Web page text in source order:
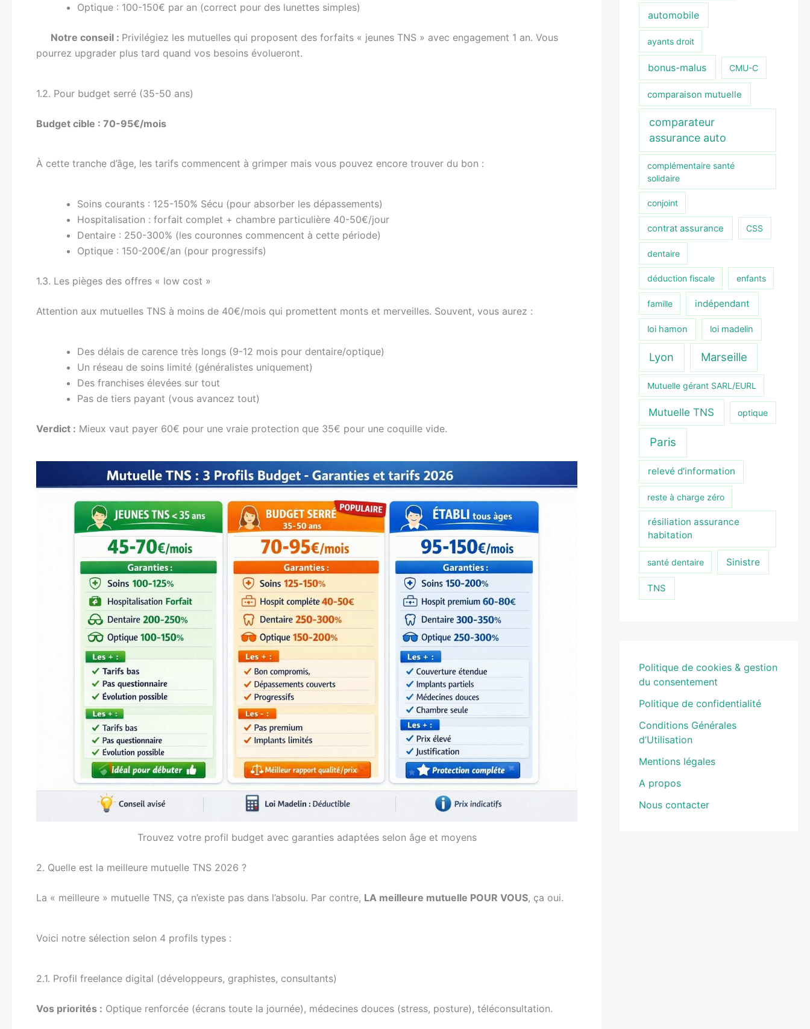
Optique : 100-150€ par an (correct pour des lunettes simples)
Notre conseil : Privilégiez les mutuelles qui proposent des forfaits « jeunes TNS » avec engagement 1 an. Vous
pourrez upgrader plus tard quand vos besoins évolueront.
1.2. Pour budget serré (35-50 ans)
Budget cible : 70-95€/mois
À cette tranche d’âge, les tarifs commencent à grimper mais vous pouvez encore trouver du bon :
Soins courants : 125-150% Sécu (pour absorber les dépassements)
Hospitalisation : forfait complet + chambre particulière 40-50€/jour
Dentaire : 250-300% (les couronnes commencent à cette période)
Optique : 150-200€/an (pour progressifs)
1.3. Les pièges des offres « low cost »
Attention aux mutuelles TNS à moins de 40€/mois qui promettent monts et merveilles. Souvent, vous aurez :
Des délais de carence très longs (9-12 mois pour dentaire/optique)
Un réseau de soins limité (généralistes uniquement)
Des franchises élevées sur tout
Pas de tiers payant (vous avancez tout)
Verdict : Mieux vaut payer 60€ pour une vraie protection que 35€ pour une coquille vide.
Trouvez votre profil budget avec garanties adaptées selon âge et moyens
2. Quelle est la meilleure mutuelle TNS 2026 ?
La « meilleure » mutuelle TNS, ça n’existe pas dans l’absolu. Par contre, LA meilleure mutuelle POUR VOUS, ça oui.
Voici notre sélection selon 4 profils types :
2.1. Profil freelance digital (développeurs, graphistes, consultants)
Vos priorités : Optique renforcée (écrans toute la journée), médecines douces (stress, posture), téléconsultation.
automobile
ayants droit
bonus-malus CMU-C
comparaison mutuelle
comparateur
assurance auto
complémentaire santé
solidaire
conjoint
contrat assurance CSS
dentaire
déduction fiscale enfants
famille indépendant
loi hamon loi madelin
Lyon Marseille
Mutuelle gérant SARL/EURL
Mutuelle TNS optique
Paris
relevé d'information
reste à charge zéro
résiliation assurance
habitation
santé dentaire Sinistre
TNS
Politique de cookies & gestion
du consentement
Politique de confidentialité
Conditions Générales
d’Utilisation
Mentions légales
A propos
Nous contacter